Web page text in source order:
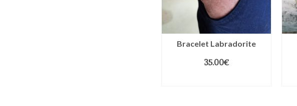
Bracelet Labradorite
35.00€